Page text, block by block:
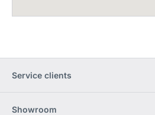
Service clients
Showroom